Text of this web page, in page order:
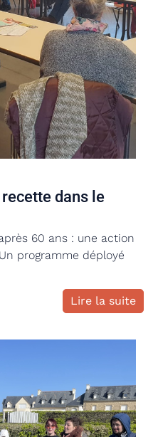
dans le
60 ans : une action
programme déployé
Lire la suite